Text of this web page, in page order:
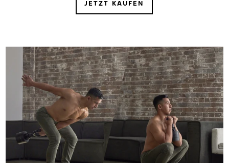
JETZT KAUFEN